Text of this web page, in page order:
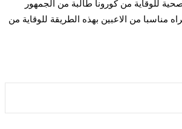
للوقاية من كورونا طالبة من الجمهور
مناسبا من الاعبين بهذه الطريقة للوقاية من